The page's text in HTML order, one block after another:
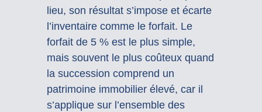
lieu, son résultat s’impose et écarte
l’inventaire comme le forfait. Le
forfait de 5 % est le plus simple,
mais souvent le plus coûteux quand
la succession comprend un
patrimoine immobilier élevé, car il
s’applique sur l’ensemble des